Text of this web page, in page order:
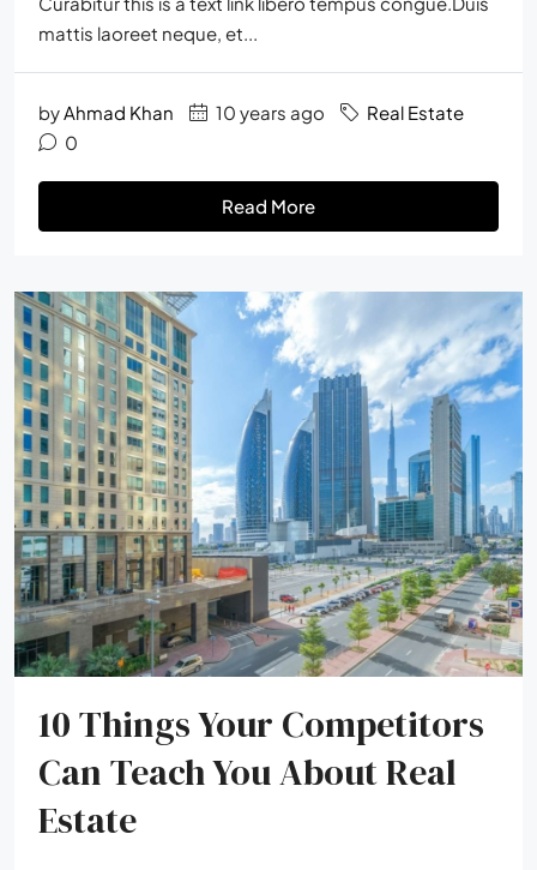
mattis laoreet neque, et...
byAhmad Khan 10 years ago
Real Estate
0
Read More
10 Things Your Competitors
Can Teach You About Real
Estate